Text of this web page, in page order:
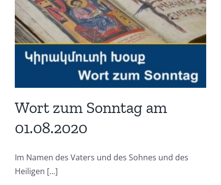
Wort zum Sonntag am
01.08.2020
Im Namen des Vaters und des Sohnes und des
Heiligen [...]